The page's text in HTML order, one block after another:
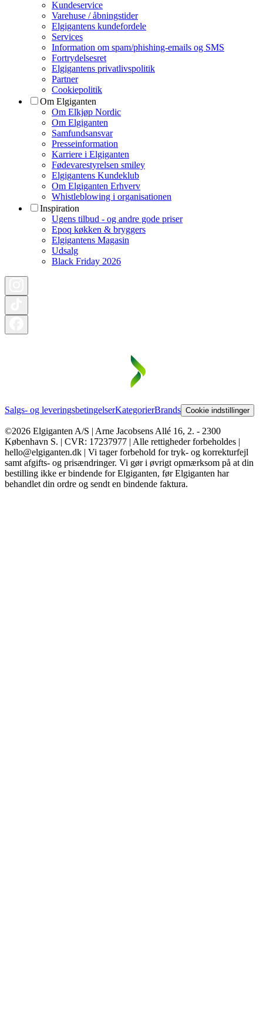
Kundeservice
Varehuse / åbningstider
Elgigantens kundefordele
Services
Information om spam/phishing-emails og SMS
Fortrydelsesret
Elgigantens privatlivspolitik
Partner
Cookiepolitik
Om Elgiganten
Om Elkjøp Nordic
Om Elgiganten
Samfundsansvar
Presseinformation
Karriere i Elgiganten
Fødevarestyrelsen smiley
Elgigantens Kundeklub
Om Elgiganten Erhverv
Whistleblowing i organisationen
Inspiration
Ugens tilbud - og andre gode priser
Epoq køkken & bryggers
Elgigantens Magasin
Udsalg
Black Friday 2026
Salgs- og leveringsbetingelserKategorierBrands Cookie indstillinger
©2026 Elgiganten A/S | Arne Jacobsens Allé 16, 2. - 2300
København S. | CVR: 17237977 | Alle rettigheder forbeholdes |
hello@elgiganten.dk | Vi tager forbehold for tryk- og korrekturfejl
samt afgifts- og prisændringer. Vi gør i øvrigt opmærksom på at din
bestilling ikke er bindende for Elgiganten, før Elgiganten har
behandlet din ordre og sendt en bindende faktura.